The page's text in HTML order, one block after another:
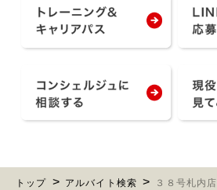
トップ アルバイト検索 ３８号札内店